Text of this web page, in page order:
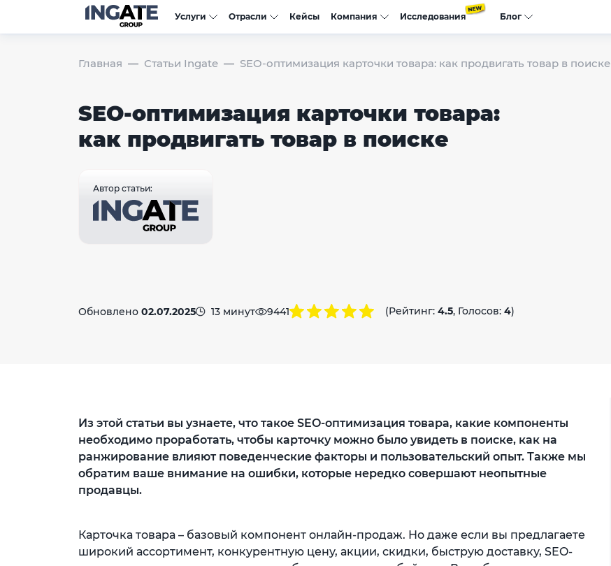
Услуги Отрасли Кейсы Компания Исследования Блог
Главная Статьи Ingate SEO-оптимизация карточки товара: как продвигать товар в поиске
SEO-оптимизация карточки товара:
как продвигать товар в поиске
Автор статьи:
Обновлено 02.07.2025 13 минут 9441 (Рейтинг: 4.5, Голосов: 4)
Из этой статьи вы узнаете, что такое SEO-оптимизация товара, какие компоненты
необходимо проработать, чтобы карточку можно было увидеть в поиске, как на
ранжирование влияют поведенческие факторы и пользовательский опыт. Также мы
обратим ваше внимание на ошибки, которые нередко совершают неопытные
продавцы.
Карточка товара – базовый компонент онлайн-продаж. Но даже если вы предлагаете
широкий ассортимент, конкурентную цену, акции, скидки, быструю доставку, SEO-